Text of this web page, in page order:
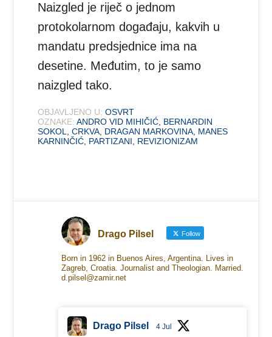
Naizgled je riječ o jednom
protokolarnom događaju, kakvih u
mandatu predsjednice ima na
desetine. Međutim, to je samo
naizgled tako.
OBJAVLJENO U: OSVRT
OZNAKE: ANDRO VID MIHIČIĆ, BERNARDIN
SOKOL,CRKVA, DRAGAN MARKOVINA, MANES
KARNINČIĆ, PARTIZANI, REVIZIONIZAM
Drago Pilsel Follow
Born in 1962 in Buenos Aires, Argentina. Lives in
Zagreb, Croatia. Journalist and Theologian. Married.
d.pilsel@zamir.net
Drago Pilsel 4 Jul